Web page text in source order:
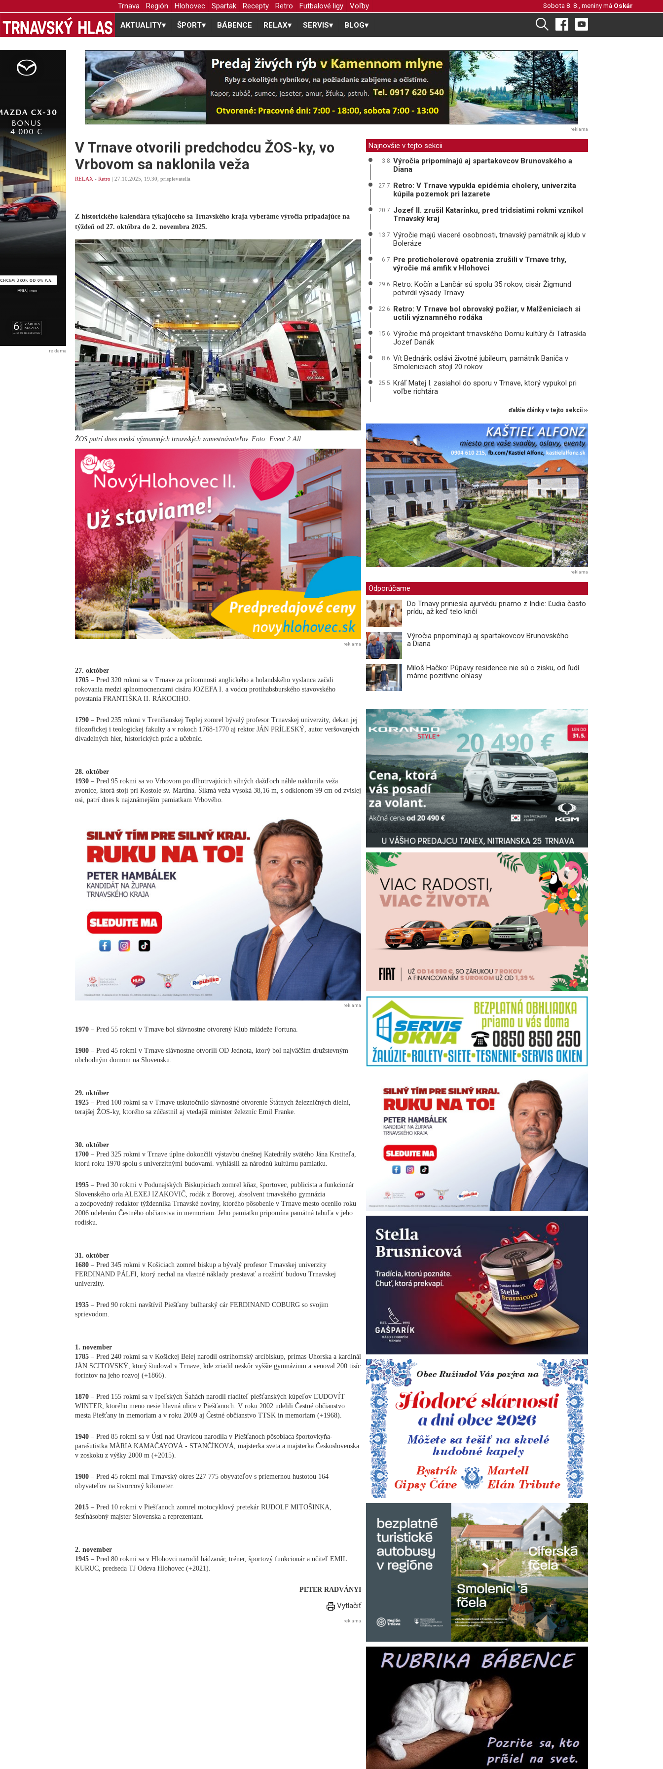
Trnava Región Hlohovec Spartak Recepty Retro Futbalové ligy Voľby Sobota 8. 8., meniny má Oskár
AKTUALITY▾ ŠPORT▾ BÁBENCE RELAX▾ SERVIS▾ BLOG▾
reklama
V Trnave otvorili predchodcu ŽOS-ky, vo
Vrbovom sa naklonila veža
RELAX - Retro | 27.10.2025, 19.30, prispievatelia
Z historického kalendára týkajúceho sa Trnavského kraja vyberáme výročia pripadajúce na
týždeň od 27. októbra do 2. novembra 2025.
ŽOS patrí dnes medzi významných trnavských zamestnávateľov. Foto: Event 2 All
reklama
27. október
1705 – Pred 320 rokmi sa v Trnave za prítomnosti anglického a holandského vyslanca začali
rokovania medzi splnomocnencami cisára JOZEFA I. a vodcu protihabsburského stavovského
povstania FRANTIŠKA II. RÁKOCIHO.
1790 – Pred 235 rokmi v Trenčianskej Teplej zomrel bývalý profesor Trnavskej univerzity, dekan jej
filozofickej i teologickej fakulty a v rokoch 1768-1770 aj rektor JÁN PRÍLESKÝ, autor veršovaných
divadelných hier, historických prác a učebníc.
28. október
1930 – Pred 95 rokmi sa vo Vrbovom po dlhotrvajúcich silných dažďoch náhle naklonila veža
zvonice, ktorá stojí pri Kostole sv. Martina. Šikmá veža vysoká 38,16 m, s odklonom 99 cm od zvislej
osi, patrí dnes k najznámejším pamiatkam Vrbového.
reklama
1970 – Pred 55 rokmi v Trnave bol slávnostne otvorený Klub mládeže Fortuna.
1980 – Pred 45 rokmi v Trnave slávnostne otvorili OD Jednota, ktorý bol najväčším družstevným
obchodným domom na Slovensku.
29. október
1925 – Pred 100 rokmi sa v Trnave uskutočnilo slávnostné otvorenie Štátnych železničných dielní,
terajšej ŽOS-ky, ktorého sa zúčastnil aj vtedajší minister železníc Emil Franke.
30. október
1700 – Pred 325 rokmi v Trnave úplne dokončili výstavbu dnešnej Katedrály svätého Jána Krstiteľa,
ktorú roku 1970 spolu s univerzitnými budovami. vyhlásili za národnú kultúrnu pamiatku.
1995 – Pred 30 rokmi v Podunajských Biskupiciach zomrel kňaz, športovec, publicista a funkcionár
Slovenského orla ALEXEJ IZAKOVIČ, rodák z Borovej, absolvent trnavského gymnázia
a zodpovedný redaktor týždenníka Trnavské noviny, ktorého pôsobenie v Trnave mesto ocenilo roku
2006 udelením Čestného občianstva in memoriam. Jeho pamiatku pripomína pamätná tabuľa v jeho
rodisku.
31. október
1680 – Pred 345 rokmi v Košiciach zomrel biskup a bývalý profesor Trnavskej univerzity
FERDINAND PÁLFI, ktorý nechal na vlastné náklady prestavať a rozšíriť budovu Trnavskej
univerzity.
1935 – Pred 90 rokmi navštívil Piešťany bulharský cár FERDINAND COBURG so svojim
sprievodom.
1. november
1785 – Pred 240 rokmi sa v Košickej Belej narodil ostrihomský arcibiskup, prímas Uhorska a kardinál
JÁN SCITOVSKÝ, ktorý študoval v Trnave, kde zriadil neskôr vyššie gymnázium a venoval 200 tisíc
forintov na jeho rozvoj (+1866).
1870 – Pred 155 rokmi sa v Ipeľských Šahách narodil riaditeľ piešťanských kúpeľov ĽUDOVÍT
WINTER, ktorého meno nesie hlavná ulica v Piešťanoch. V roku 2002 udelili Čestné občianstvo
mesta Piešťany in memoriam a v roku 2009 aj Čestné občianstvo TTSK in memoriam (+1968).
1940 – Pred 85 rokmi sa v Ústí nad Oravicou narodila v Piešťanoch pôsobiaca športovkyňa-
parašutistka MÁRIA KAMAČAYOVÁ - STANČÍKOVÁ, majsterka sveta a majsterka Československa
v zoskoku z výšky 2000 m (+2015).
1980 – Pred 45 rokmi mal Trnavský okres 227 775 obyvateľov s priemernou hustotou 164
obyvateľov na štvorcový kilometer.
2015 – Pred 10 rokmi v Piešťanoch zomrel motocyklový pretekár RUDOLF MITOŠINKA,
šesťnásobný majster Slovenska a reprezentant.
2. november
1945 – Pred 80 rokmi sa v Hlohovci narodil hádzanár, tréner, športový funkcionár a učiteľ EMIL
KURUC, predseda TJ Odeva Hlohovec (+2021).
PETER RADVÁNYI
Vytlačiť
reklama
Najnovšie v tejto sekcii
3.8. Výročia pripomínajú aj spartakovcov Brunovského a
Diana
27.7. Retro: V Trnave vypukla epidémia cholery, univerzita
kúpila pozemok pri lazarete
20.7. Jozef II. zrušil Katarínku, pred tridsiatimi rokmi vznikol
Trnavský kraj
13.7. Výročie majú viaceré osobnosti, trnavský pamätník aj klub v
Boleráze
6.7. Pre proticholerové opatrenia zrušili v Trnave trhy,
výročie má amfik v Hlohovci
29.6. Retro: Kočín a Lančár sú spolu 35 rokov, cisár Žigmund
potvrdil výsady Trnavy
22.6. Retro: V Trnave bol obrovský požiar, v Malženiciach si
uctili významného rodáka
15.6. Výročie má projektant trnavského Domu kultúry či Tatraskla
Jozef Danák
8.6. Vít Bednárik oslávi životné jubileum, pamätník Baniča v
Smoleniciach stojí 20 rokov
25.5. Kráľ Matej I. zasiahol do sporu v Trnave, ktorý vypukol pri
voľbe richtára
ďalšie články v tejto sekcii ››
reklama
Odporúčame
Do Trnavy priniesla ajurvédu priamo z Indie: Ľudia často
prídu, až keď telo kričí
Výročia pripomínajú aj spartakovcov Brunovského
a Diana
Miloš Hačko: Púpavy residence nie sú o zisku, od ľudí
máme pozitívne ohlasy
reklama